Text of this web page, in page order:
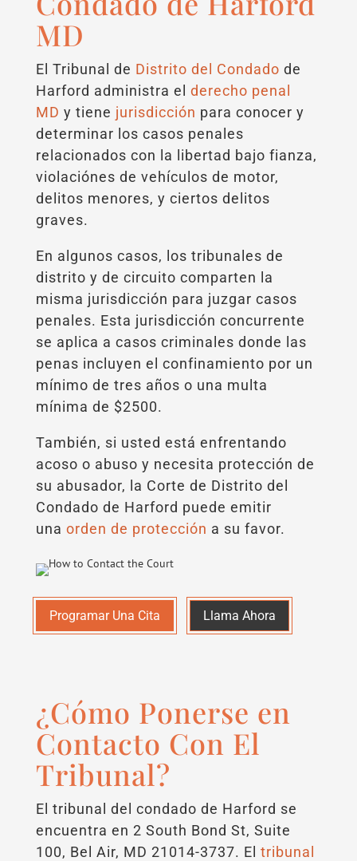
MD
El Tribunal de Distrito del Condado de
Harford administra el derecho penal
MD y tiene jurisdicción para conocer y
determinar los casos penales
relacionados con la libertad bajo fianza,
violaciónes de vehículos de motor,
delitos menores, y ciertos delitos
graves.
En algunos casos, los tribunales de
distrito y de circuito comparten la
misma jurisdicción para juzgar casos
penales. Esta jurisdicción concurrente
se aplica a casos criminales donde las
penas incluyen el confinamiento por un
mínimo de tres años o una multa
mínima de $2500.
También, si usted está enfrentando
acoso o abuso y necesita protección de
su abusador, la Corte de Distrito del
Condado de Harford puede emitir
una orden de protección a su favor.
Programar Una Cita Llama Ahora
¿Cómo Ponerse en
Contacto Con El
Tribunal?
El tribunal del condado de Harford se
encuentra en 2 South Bond St, Suite
100, Bel Air, MD 21014-3737. El tribunal